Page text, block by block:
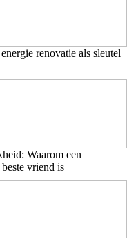
renovatie als sleutel
Waarom een
vriend is